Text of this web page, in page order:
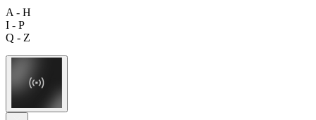
A - H
I - P
Q - Z